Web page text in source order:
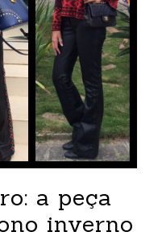
a peça
inverno